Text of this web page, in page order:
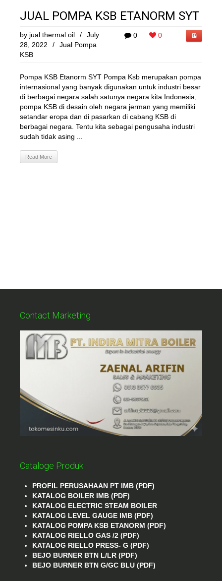
JUAL POMPA KSB ETANORM SYT
0 0
by jual thermal oil /
July
28, 2022
/
Jual Pompa
KSB
Pompa KSB Etanorm SYT Pompa Ksb merupakan pompa
internasional yang banyak digunakan untuk industri besar
di berbagai negara salah satunya negara kita Indonesia,
pompa KSB di desain oleh negara jerman yang memiliki
setandar eropa dan di pasarkan di cabang KSB di
berbagai negara. Tentu kita sebagai pengusaha industri
sudah tidak asing ...
Read More
Contact Marketing
Cataloge Produk
PROFIL PERUSAHAAN PT IMB (PDF)
KATALOG BOILER IMB (PDF)
KATALOG ELECTRIC STEAM BOILER
KATALOG LEVEL GAUGE IMB (PDF)
KATALOG POMPA KSB ETANORM (PDF)
KATALOG RIELLO GAS /2 (PDF)
KATALOG RIELLO PRESS- G (PDF)
BEJO BURNER BTN L/LR (PDF)
BEJO BURNER BTN G/GC BLU (PDF)